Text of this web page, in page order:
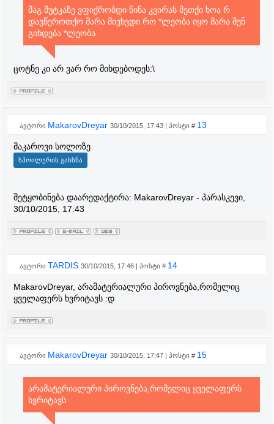
მაგ შუტკაზე ვფიქრობდი წინა კვირას მეთქი ხოა რ
დავწეროთქო მარა მივხვდი რო *ლეობა იყო მარა შენ
გიხდება *ლეობა
ცოტნე კი არ ვარ რო მიხდებოდეს:\
ავტორი MakarovDreyar 30/10/2015, 17:43 | პოსტი # 13
მაკაროვი სოლოზე
შეტყობინება დაარედაქტირა: MakarovDreyar - პარასკევი,
30/10/2015, 17:43
ავტორი TARDIS 30/10/2015, 17:46 | პოსტი # 14
MakarovDreyar, არამატერიალური პიროვნება,რომელიც
ყველაფერს ხვრიტავს :დ
ავტორი MakarovDreyar 30/10/2015, 17:47 | პოსტი # 15
არამატერიალური პიროვნება,რომელიც ყველაფერს
ხვრიტავს